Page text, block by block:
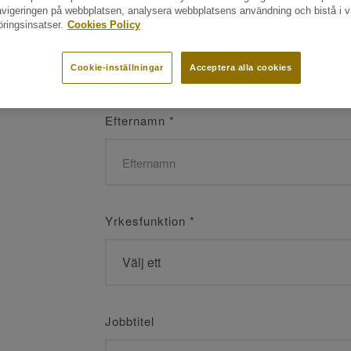
Namn *
Efternamn *
Yrkesfunktion *
Jobbtitel
på webbplatsen, analysera webbplatsens användning och bistå i
Cookies Policy
Acceptera alla cookies
Cookie-inställningar